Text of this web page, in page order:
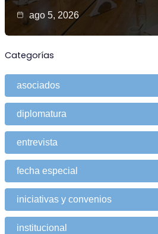
ago 5, 2026
Categorías
asociados
diplomatura
entrevista
fecha especial
iniciativas y convenios
institucional